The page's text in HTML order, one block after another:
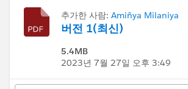
추가한 사람: Amiñya Milaniya
버전 1(최신)
5.4MB
2023년 7월 27일 오후 3:49